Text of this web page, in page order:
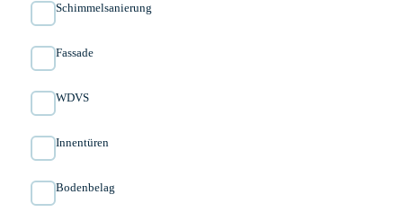
Schimmelsanierung
Fassade
WDVS
Innen­türen
Bodenbelag